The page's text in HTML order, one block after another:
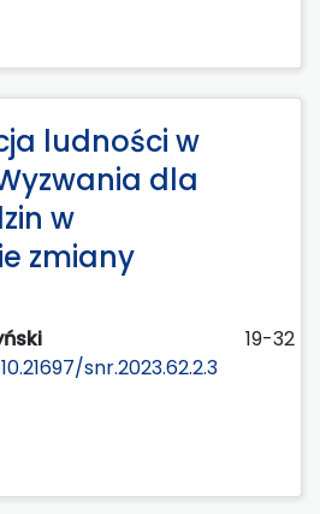
ludności w
dla
w
zmiany
19-32
snr.2023.62.2.3